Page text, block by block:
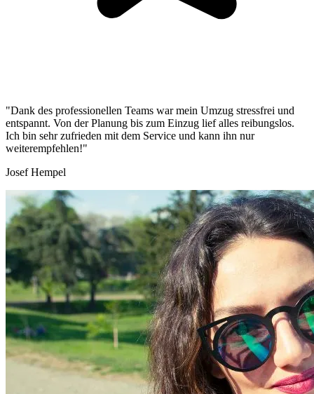
"Dank des professionellen Teams war mein Umzug stressfrei und
entspannt. Von der Planung bis zum Einzug lief alles reibungslos.
Ich bin sehr zufrieden mit dem Service und kann ihn nur
weiterempfehlen!"
Josef Hempel